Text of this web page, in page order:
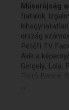
Műsorújság
fiatalok,
ország
Petőfi TV
Akik a
Gergely, Lola,
Forró Bence,
Technikai
A feltüntetett
...